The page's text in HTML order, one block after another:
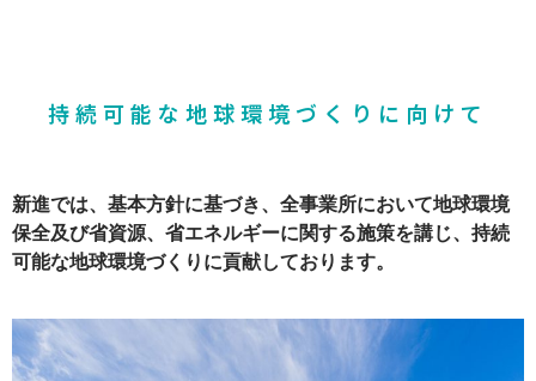
持続可能な地球環境づくりに向けて
新進では、基本方針に基づき、全事業所において地球環境
保全及び省資源、省エネルギーに関する施策を講じ、持続
可能な地球環境づくりに貢献しております。